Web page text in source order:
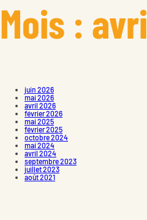
Mois :
juin 2026
mai 2026
avril 2026
février 2026
mai 2025
février 2025
octobre 2024
mai 2024
avril 2024
septembre 2023
juillet 2023
août 2021